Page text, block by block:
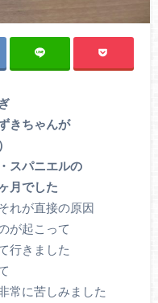
きちゃんが
スパニエルの
月でした
れが直接の原因
が起こって
行きました
常に苦しみました